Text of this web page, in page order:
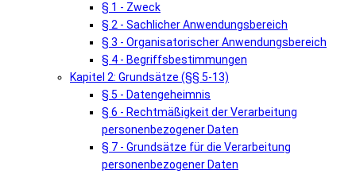
§ 1 - Zweck
§ 2 - Sachlicher Anwendungsbereich
§ 3 - Organisatorischer Anwendungsbereich
§ 4 - Begriffsbestimmungen
Kapitel 2: Grundsätze (§§ 5-13)
§ 5 - Datengeheimnis
§ 6 - Rechtmäßigkeit der Verarbeitung
personenbezogener Daten
§ 7 - Grundsätze für die Verarbeitung
personenbezogener Daten